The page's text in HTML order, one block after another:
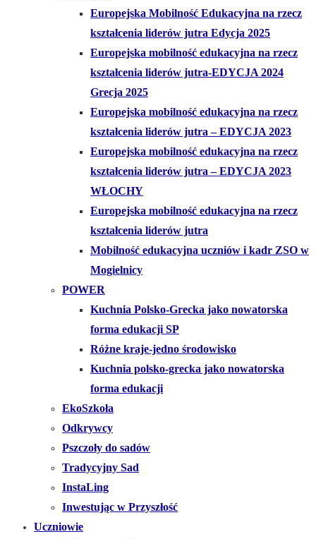
Europejska Mobilność Edukacyjna na rzecz
kształcenia liderów jutra Edycja 2025
Europejska mobilność edukacyjna na rzecz
kształcenia liderów jutra-EDYCJA 2024
Grecja 2025
Europejska mobilność edukacyjna na rzecz
kształcenia liderów jutra – EDYCJA 2023
Europejska mobilność edukacyjna na rzecz
kształcenia liderów jutra – EDYCJA 2023
WŁOCHY
Europejska mobilność edukacyjna na rzecz
kształcenia liderów jutra
Mobilność edukacyjna uczniów i kadr ZSO w
Mogielnicy
POWER
Kuchnia Polsko-Grecka jako nowatorska
forma edukacji SP
Różne kraje-jedno środowisko
Kuchnia polsko-grecka jako nowatorska
forma edukacji
EkoSzkoła
Odkrywcy
Pszczoły do sadów
Tradycyjny Sad
InstaLing
Inwestując w Przyszłość
Uczniowie